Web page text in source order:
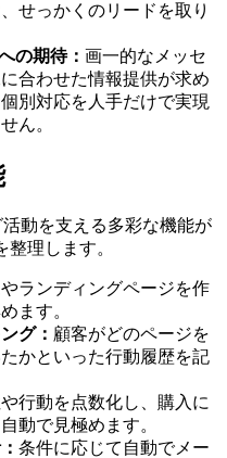
せっかくのリードを取り
の期待： 画一的なメッセ
合わせた情報提供が求め
別対応を人手だけで実現
ん。
動を支える多彩な機能が
理します。
ランディングページを作
ます。
グ： 顧客がどのページを
かといった行動履歴を記
行動を点数化し、購入に
動で見極めます。
条件に応じて自動でメー